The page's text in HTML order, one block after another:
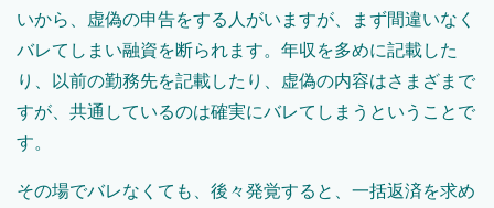
いから、虚偽の申告をする人がいますが、まず間違いなく
バレてしまい融資を断られます。年収を多めに記載した
り、以前の勤務先を記載したり、虚偽の内容はさまざまで
すが、共通しているのは確実にバレてしまうということで
す。
その場でバレなくても、後々発覚すると、一括返済を求め